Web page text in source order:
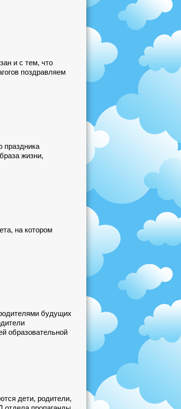
и с тем, что
поздравляем
праздника
жизни,
на котором
будущих
образовательной
дети, родители,